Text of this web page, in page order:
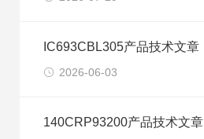
IC693CBL305产品技术文章
2026-06-03
140CRP93200产品技术文章